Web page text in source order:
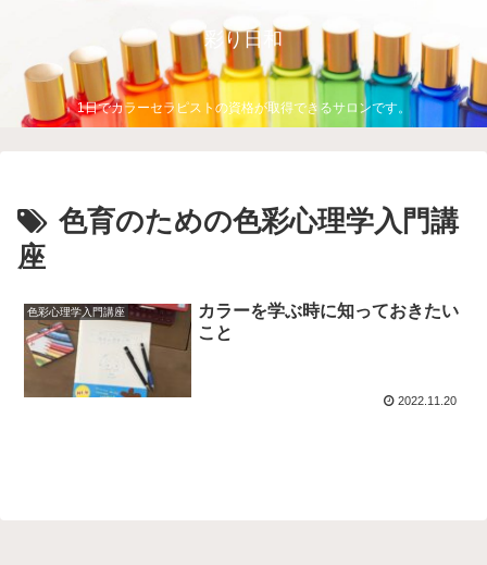
彩り日和
1日でカラーセラピストの資格が取得できるサロンです。
色育のための色彩心理学入門講
座
色彩心理学入門講座
カラーを学ぶ時に知っておきたい
こと
2022.11.20